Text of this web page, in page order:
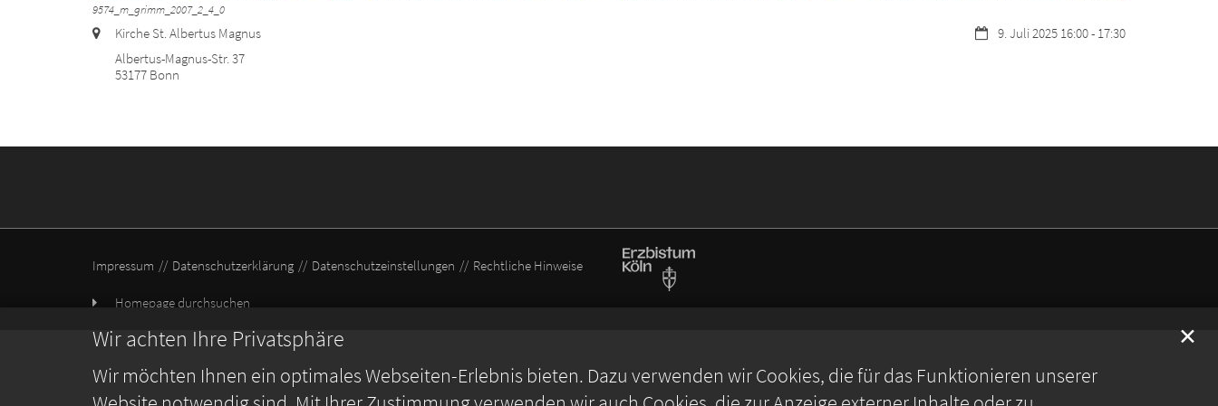
Wir achten Ihre Privatsphäre
Wir möchten Ihnen ein optimales Webseiten-Erlebnis bieten. Dazu verwenden wir Cookies, die für das Funktionieren unserer
✕
9574_m_grimm_2007_2_4_0
Datum:9. Juli 2025 16:00 - 17:30
Ort:
Kirche St. Albertus Magnus
Albertus-Magnus-Str. 37
53177 Bonn
Impressum Datenschutzerklärung Datenschutzeinstellungen Rechtliche Hinweise
Homepage durchsuchen